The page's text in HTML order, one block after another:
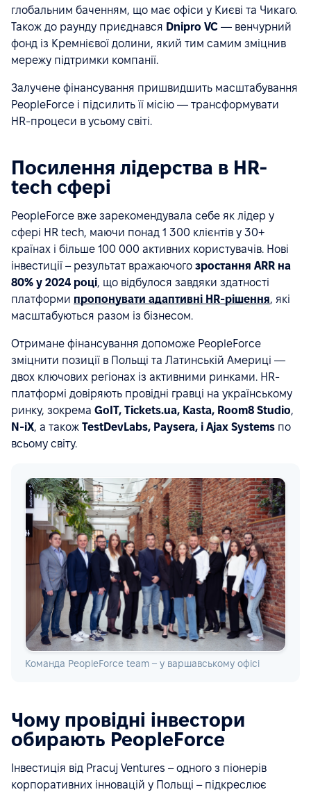
глобальним баченням, що має офіси у Києві та Чикаго.
Також до раунду приєднався Dnipro VC — венчурний
фонд із Кремнієвої долини, який тим самим зміцнив
мережу підтримки компанії.
Залучене фінансування пришвидшить масштабування
PeopleForce і підсилить її місію — трансформувати
HR-процеси в усьому світі.
Посилення лідерства в HR-
tech сфері
PeopleForce вже зарекомендувала себе як лідер у
сфері HR tech, маючи понад 1 300 клієнтів у 30+
країнах і більше 100 000 активних користувачів. Нові
інвестиції – результат вражаючого зростання ARR на
80% у 2024 році, що відбулося завдяки здатності
платформи пропонувати адаптивні HR-рішення, які
масштабуються разом із бізнесом.
Отримане фінансування допоможе PeopleForce
зміцнити позиції в Польщі та Латинській Америці —
двох ключових регіонах із активними ринками. HR-
платформі довіряють провідні гравці на українському
ринку, зокрема GoIT, Tickets.ua, Kasta, Room8 Studio,
N-iX, а також TestDevLabs, Paysera, і Ajax Systems по
всьому світу.
Команда PeopleForce team – у варшавському офісі
Чому провідні інвестори
обирають PeopleForce
Інвестиція від Pracuj Ventures – одного з піонерів
корпоративних інновацій у Польщі – підкреслює